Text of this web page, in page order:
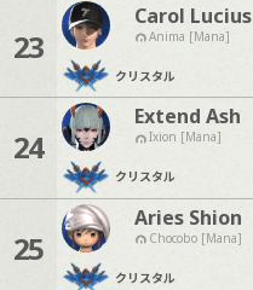
23
Carol Lucius
Anima [Mana]
クリスタル
24
Extend Ash
Ixion [Mana]
クリスタル
25
Aries Shion
Chocobo [Mana]
クリスタル